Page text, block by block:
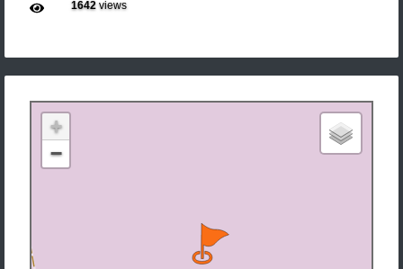
1642views
+
−